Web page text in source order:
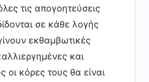
τις απογοητεύσεις
σε κάθε λογής
εκθαμβωτικές
και
οι κόρες τους θα είναι